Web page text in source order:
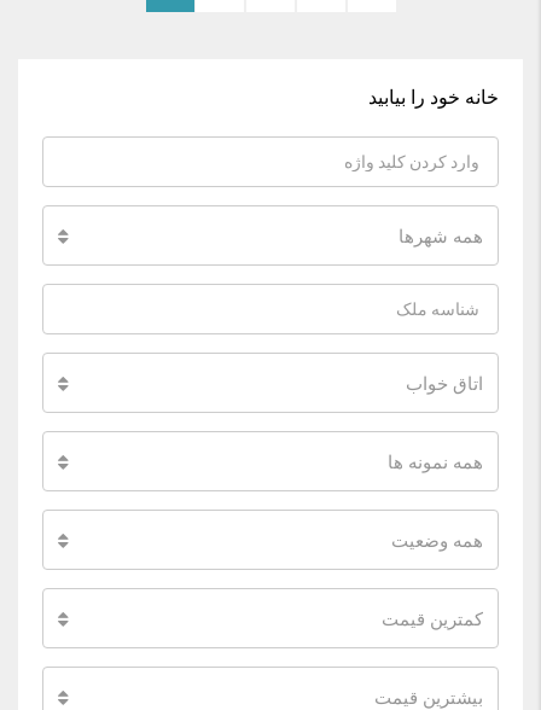
خانه خود را بیابید
همه شهرها
اتاق خواب
همه نمونه ها
همه وضعیت
کمترین قیمت
بیشترین قیمت